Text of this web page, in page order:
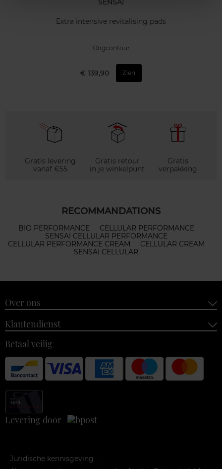
SENSAI
Extra intensive revitalising pads
Oogcontour
€ 139,90 Zien
Gratis levering
vanaf €55
Gratis retour
in je winkelpunt
Gratis
verpakking
RECOMMANDATIONS
BIO PERFORMANCE
CELLULAR PERFORMANCE
SENSAI CELLULAR PERFORMANCE
CELLULAR PERFORMANCE CREAM
CELLULAR CREAM
SENSAI CELLULAR
Over ons
Klantendienst
Betaal veilig
Levering door
Juridische kennisgeving